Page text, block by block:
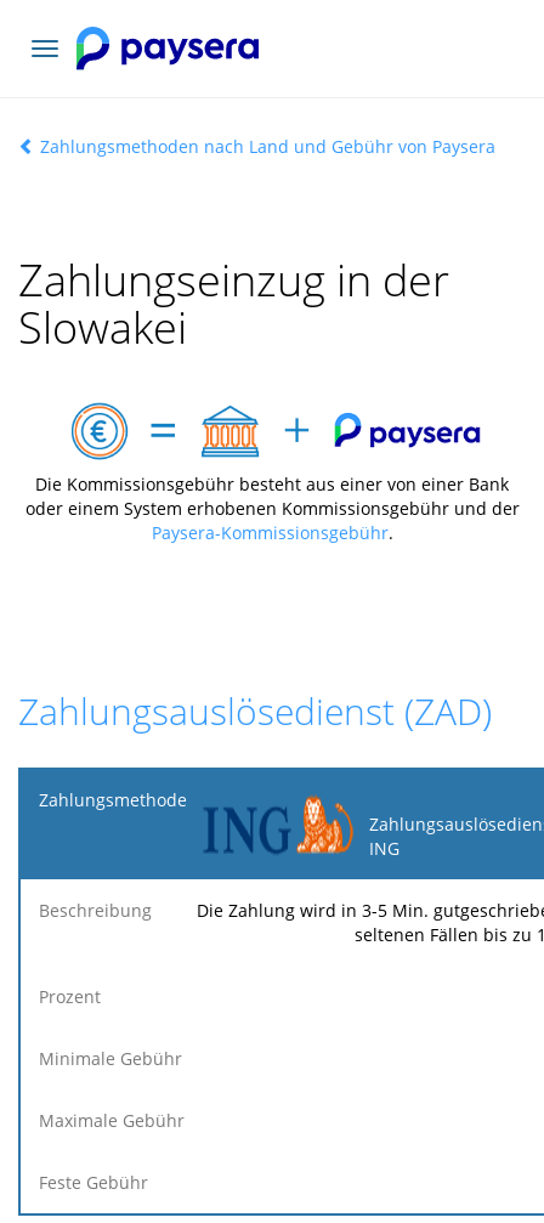
Toggle
navigation
Zahlungsmethoden nach Land und Gebühr von Paysera
Zahlungseinzug in der
Slowakei
Die Kommissionsgebühr besteht aus einer von einer Bank
oder einem System erhobenen Kommissionsgebühr und der
Paysera-Kommissionsgebühr.
Zahlungsauslösedienst (ZAD)
Zahlungsmethode
Minimale
Gebühr
Gebühr
ING
Die Zahlung wird in 3-5 Min.
seltenen Fällen bis zu